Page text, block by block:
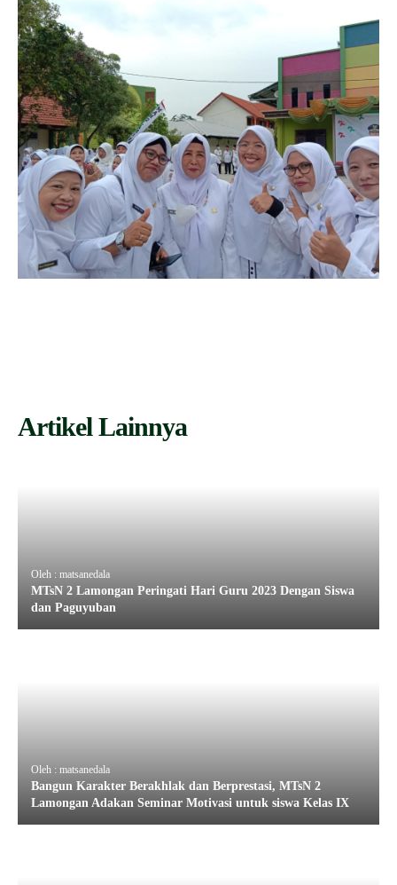
Artikel Lainnya
Oleh : matsanedala
MTsN 2 Lamongan Peringati Hari Guru 2023 Dengan Siswa
dan Paguyuban
Oleh : matsanedala
Bangun Karakter Berakhlak dan Berprestasi, MTsN 2
Lamongan Adakan Seminar Motivasi untuk siswa Kelas IX